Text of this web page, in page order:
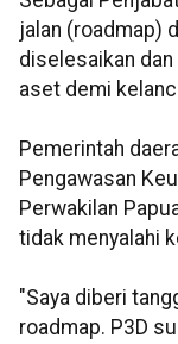
jalan (roadmap)
diselesaikan dan
aset demi
Pemerintah
Pengawasan
Perwakilan
tidak menyalahi
"Saya diberi
roadmap. P3D